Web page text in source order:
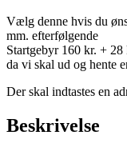
Vælg denne hvis du
mm. efterfølgende
Startgebyr 160 kr. +
da vi skal ud og hente
Der skal indtastes en
Beskrivelse